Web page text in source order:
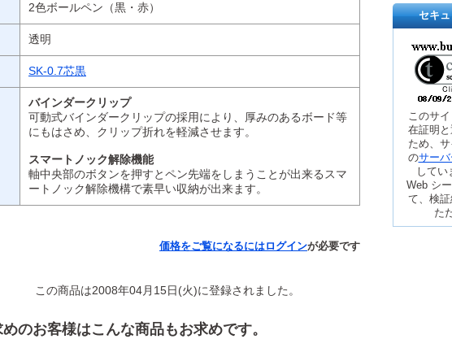
2色ボールペン（黒・赤）
透明
SK-0.7芯黒
バインダークリップ
可動式バインダークリップの採用により、厚みのあるボード等
にもはさめ、クリップ折れを軽減させます。
スマートノック解除機能
軸中央部のボタンを押すとペン先端をしまうことが出来るスマ
ートノック解除機構で素早い収納が出来ます。
価格をご覧になるにはログインが必要です
この商品は2008年04月15日(火)に登録されました。
のお客様はこんな商品もお求めです。
セキ
このサ
在証明
ため、
のサー
してい
Web シ
て、検
た